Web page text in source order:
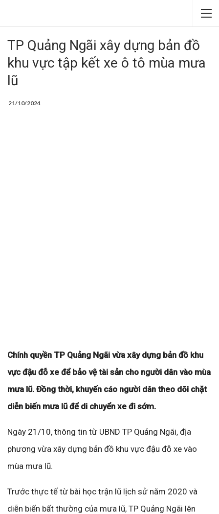
TP Quảng Ngãi xây dựng bản đồ
khu vực tập kết xe ô tô mùa mưa
lũ
21/10/2024
Chính quyền TP Quảng Ngãi vừa xây dựng bản đồ khu
vực đậu đỗ xe để bảo vệ tài sản cho người dân vào mùa
mưa lũ. Đồng thời, khuyến cáo người dân theo dõi chặt
diễn biến mưa lũ để di chuyển xe đi sớm.
Ngày 21/10, thông tin từ UBND TP Quảng Ngãi, địa
phương vừa xây dựng bản đồ khu vực đậu đỗ xe vào
mùa mưa lũ.
Trước thực tế từ bài học trận lũ lịch sử năm 2020 và
diễn biến bất thường của mưa lũ, TP Quảng Ngãi lên